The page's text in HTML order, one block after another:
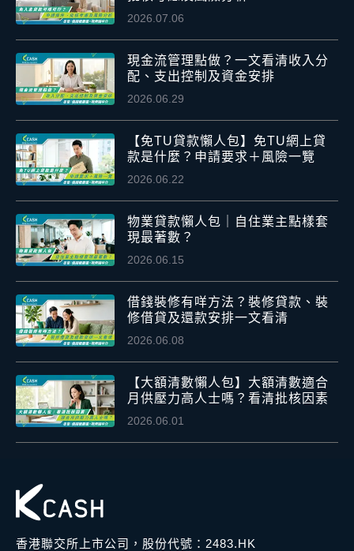
2026.07.06
現金流管理點做？一文看清收入分
配、支出控制及資金安排
2026.06.29
【免TU貸款懶人包】免TU網上貸
款是什麼？申請要求＋風險一覽
2026.06.22
物業貸款懶人包｜自住業主點樣套
現最著數？
2026.06.15
借錢裝修有咩方法？裝修貸款、裝
修借貸及還款安排一文看清
2026.06.08
【大額清數懶人包】大額清數適合
月供壓力高人士嗎？看清批核因素
2026.06.01
香港聯交所上市公司，股份代號：2483.HK